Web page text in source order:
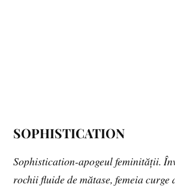
SOPHISTICATION
Sophistication-apogeul feminității.
rochii fluide de mătase, femeia curge